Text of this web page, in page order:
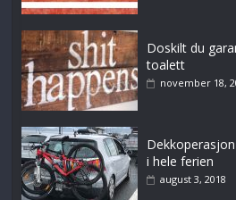
Doskilt du
toalett
november 18,
i hele ferien
august 3, 2018